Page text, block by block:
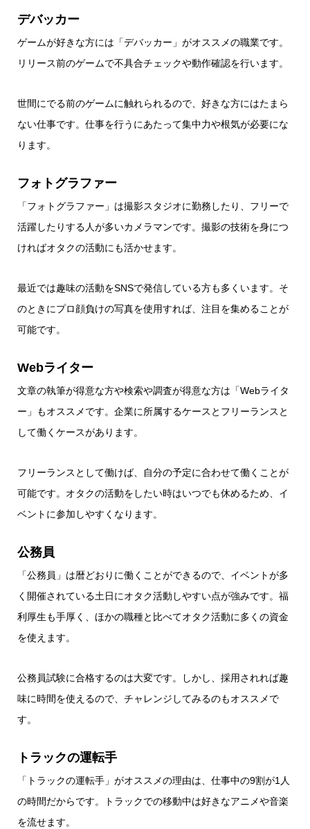
デバッカー
ゲームが好きな方には「デバッカー」がオススメの職業です。
リリース前のゲームで不具合チェックや動作確認を行います。
世間にでる前のゲームに触れられるので、好きな方にはたまら
ない仕事です。仕事を行うにあたって集中力や根気が必要にな
ります。
フォトグラファー
「フォトグラファー」は撮影スタジオに勤務したり、フリーで
活躍したりする人が多いカメラマンです。撮影の技術を身につ
ければオタクの活動にも活かせます。
最近では趣味の活動をSNSで発信している方も多くいます。そ
のときにプロ顔負けの写真を使用すれば、注目を集めることが
可能です。
Webライター
文章の執筆が得意な方や検索や調査が得意な方は「Webライタ
ー」もオススメです。企業に所属するケースとフリーランスと
して働くケースがあります。
フリーランスとして働けば、自分の予定に合わせて働くことが
可能です。オタクの活動をしたい時はいつでも休めるため、イ
ベントに参加しやすくなります。
公務員
「公務員」は暦どおりに働くことができるので、イベントが多
く開催されている土日にオタク活動しやすい点が強みです。福
利厚生も手厚く、ほかの職種と比べてオタク活動に多くの資金
を使えます。
公務員試験に合格するのは大変です。しかし、採用されれば趣
味に時間を使えるので、チャレンジしてみるのもオススメで
す。
トラックの運転手
「トラックの運転手」がオススメの理由は、仕事中の9割が1人
の時間だからです。トラックでの移動中は好きなアニメや音楽
を流せます。